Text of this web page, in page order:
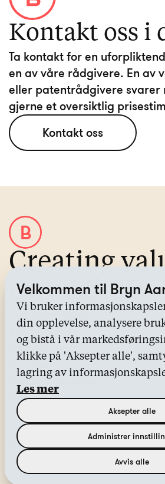
Kontakt oss i
Ta kontakt for en
en av våre rådgivere. En av
eller patentrådgivere svarer
Kontakt oss
Creating
through IP
Om Bryn Aarflot
Alle tjenester
Kontakt oss
Bransjer
Kunnskapssenter
Nyheter
Sharefree®
Oppdrift®
© 2024, Bryn Aarflot
Personvern & Cookies
Velkommen til Bryn
Vi bruker
din opplevelse, analysere
og bistå i vår
klikke på 'Aksepter alle',
lagring av
Les mer
Aksepter alle
Administrer
Avvis alle